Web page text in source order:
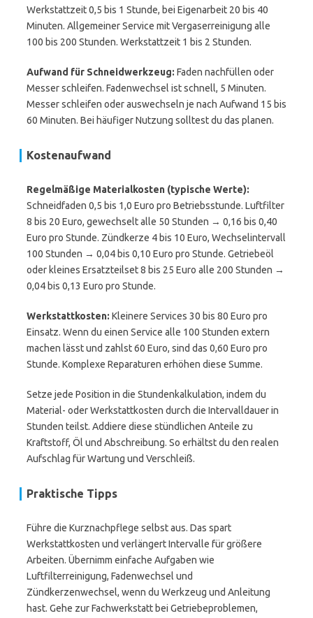
Werkstattzeit 0,5 bis 1 Stunde, bei Eigenarbeit 20 bis 40
Minuten. Allgemeiner Service mit Vergaserreinigung alle
100 bis 200 Stunden. Werkstattzeit 1 bis 2 Stunden.
Aufwand für Schneidwerkzeug: Faden nachfüllen oder
Messer schleifen. Fadenwechsel ist schnell, 5 Minuten.
Messer schleifen oder auswechseln je nach Aufwand 15 bis
60 Minuten. Bei häufiger Nutzung solltest du das planen.
Kostenaufwand
Regelmäßige Materialkosten (typische Werte):
Schneidfaden 0,5 bis 1,0 Euro pro Betriebsstunde. Luftfilter
8 bis 20 Euro, gewechselt alle 50 Stunden → 0,16 bis 0,40
Euro pro Stunde. Zündkerze 4 bis 10 Euro, Wechselintervall
100 Stunden → 0,04 bis 0,10 Euro pro Stunde. Getriebeöl
oder kleines Ersatzteilset 8 bis 25 Euro alle 200 Stunden →
0,04 bis 0,13 Euro pro Stunde.
Werkstattkosten: Kleinere Services 30 bis 80 Euro pro
Einsatz. Wenn du einen Service alle 100 Stunden extern
machen lässt und zahlst 60 Euro, sind das 0,60 Euro pro
Stunde. Komplexe Reparaturen erhöhen diese Summe.
Setze jede Position in die Stundenkalkulation, indem du
Material- oder Werkstattkosten durch die Intervalldauer in
Stunden teilst. Addiere diese stündlichen Anteile zu
Kraftstoff, Öl und Abschreibung. So erhältst du den realen
Aufschlag für Wartung und Verschleiß.
Praktische Tipps
Führe die Kurznachpflege selbst aus. Das spart
Werkstattkosten und verlängert Intervalle für größere
Arbeiten. Übernimm einfache Aufgaben wie
Luftfilterreinigung, Fadenwechsel und
Zündkerzenwechsel, wenn du Werkzeug und Anleitung
hast. Gehe zur Fachwerkstatt bei Getriebeproblemen,